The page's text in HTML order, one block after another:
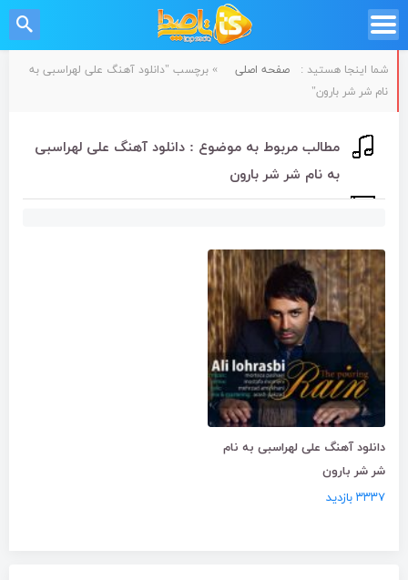
شما اینجا هستید : صفحه اصلی » برچسب "دانلود آهنگ علی لهراسبی به
نام شر شر بارون"
مطالب مربوط به موضوع : دانلود آهنگ علی لهراسبی
به نام شر شر بارون
دانلود آهنگ علی لهراسبی به نام
شر شر بارون
۳۳۳۷ بازدید